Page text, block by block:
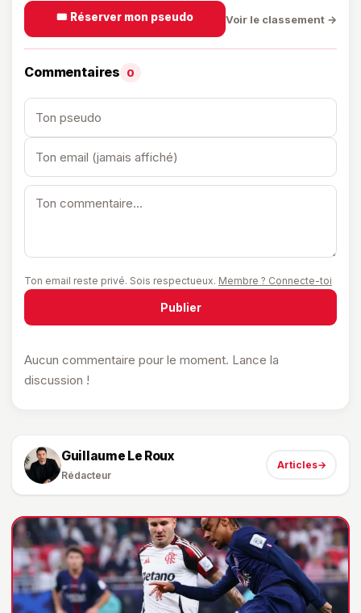
🎟️ Réserver mon pseudo Voir le classement →
Commentaires 0
Ton email reste privé. Sois respectueux. Membre ? Connecte-toi
Publier
Aucun commentaire pour le moment. Lance la
discussion !
Guillaume Le Roux
Rédacteur
Articles→